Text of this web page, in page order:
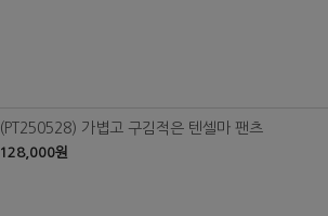
(PT250528) 가볍고 구김적은 텐셀마 팬츠
128,000원